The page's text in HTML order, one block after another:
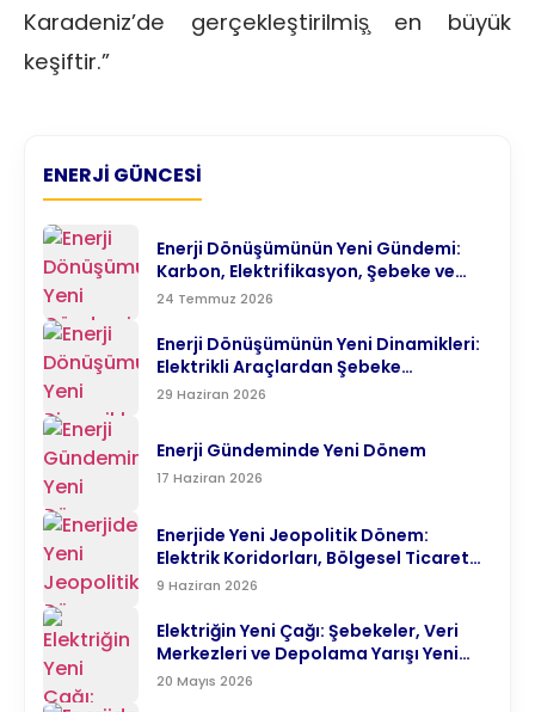
Karadeniz’de gerçekleştirilmiş̧ en büyük
keşiftir.”
ENERJI GÜNCESI
Enerji Dönüşümünün Yeni Gündemi:
Karbon, Elektrifikasyon, Şebeke ve
Teknoloji
24 Temmuz 2026
Enerji Dönüşümünün Yeni Dinamikleri:
Elektrikli Araçlardan Şebeke
Modernizasyonuna
29 Haziran 2026
Enerji Gündeminde Yeni Dönem
17 Haziran 2026
Enerjide Yeni Jeopolitik Dönem:
Elektrik Koridorları, Bölgesel Ticaret
ve Türkiye’nin Enerji Merkezi Hedefi
9 Haziran 2026
Elektriğin Yeni Çağı: Şebekeler, Veri
Merkezleri ve Depolama Yarışı Yeni
Enerji Denklemine Yön Veriyor
20 Mayıs 2026